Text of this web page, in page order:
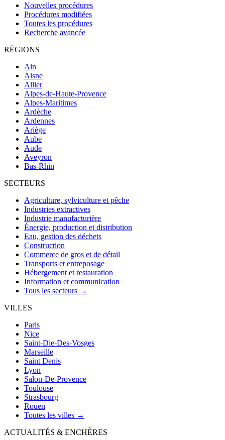
Nouvelles procédures
Procédures modifiées
Toutes les procédures
Recherche avancée
RÉGIONS
Ain
Aisne
Allier
Alpes-de-Haute-Provence
Alpes-Maritimes
Ardèche
Ardennes
Ariège
Aube
Aude
Aveyron
Bas-Rhin
SECTEURS
Agriculture, sylviculture et pêche
Industries extractives
Industrie manufacturière
Énergie, production et distribution
Eau, gestion des déchets
Construction
Commerce de gros et de détail
Transports et entreposage
Hébergement et restauration
Information et communication
Tous les secteurs →
VILLES
Paris
Nice
Saint-Die-Des-Vosges
Marseille
Saint Denis
Lyon
Salon-De-Provence
Toulouse
Strasbourg
Rouen
Toutes les villes →
ACTUALITÉS & ENCHÈRES